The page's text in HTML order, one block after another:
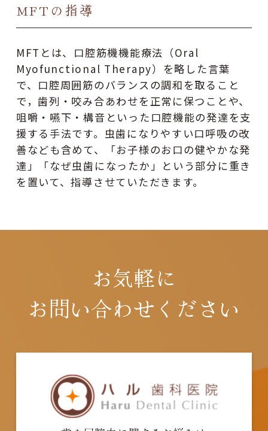
MFTの指導
MFTとは、口腔筋機機能療法（Oral
Myofunctional Therapy）を略した言葉
で、口腔周囲筋のバランスの調和を取ること
で，歯列・咬み合あわせを正常に保つことや、
咀嚼・嚥下・構音といった口腔機能の発達を支
援する手法です。虫歯になりやすい口呼吸の改
善なども含めて、「お子様のお口の健やかな発
達」「なぜ虫歯になったか」という部分に重き
を置いて、指導させていただきます。
お気軽に
お問い合わせください